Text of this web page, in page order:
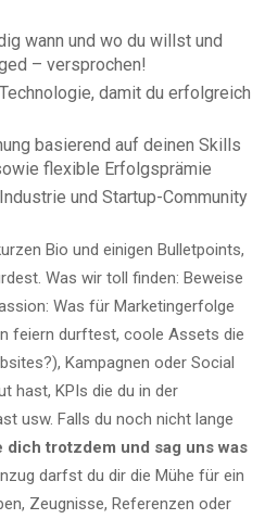
wann und wo du willst und
– versprochen!
damit du erfolgreich
basierend auf deinen Skills
flexible Erfolgsprämie
und Startup-Community
Bio und einigen Bulletpoints,
Was wir toll finden: Beweise
Was für Marketingerfolge
feiern durftest, coole Assets die
Kampagnen oder Social
hast, KPIs die du in der
usw. Falls du noch nicht lange
dich trotzdem und sag uns was
darfst du dir die Mühe für ein
Zeugnisse, Referenzen oder